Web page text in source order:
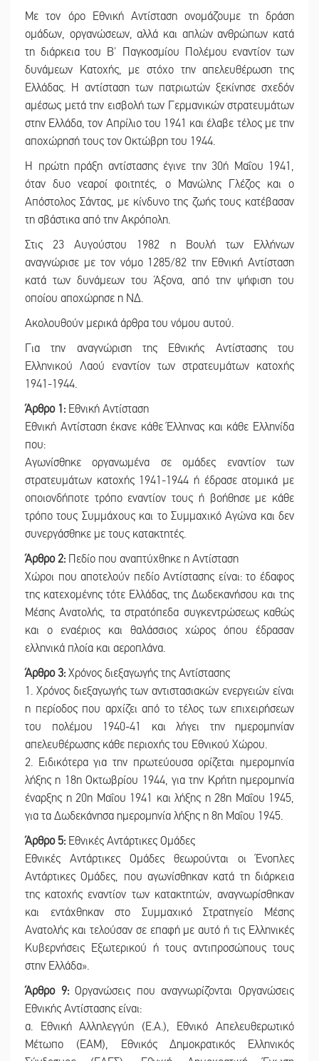
Με τον όρο Εθνική Αντίσταση ονομάζουμε τη δράση
ομάδων, οργανώσεων, αλλά και απλών ανθρώπων κατά
τη διάρκεια του Β' Παγκοσμίου Πολέμου εναντίον των
δυνάμεων Κατοχής, με στόχο την απελευθέρωση της
Ελλάδας. Η αντίσταση των πατριωτών ξεκίνησε σχεδόν
αμέσως μετά την εισβολή των Γερμανικών στρατευμάτων
στην Ελλάδα, τον Απρίλιο του 1941 και έλαβε τέλος με την
αποχώρησή τους τον Οκτώβρη του 1944.
Η πρώτη πράξη αντίστασης έγινε την 30ή Μαΐου 1941,
όταν δυο νεαροί φοιτητές, ο Μανώλης Γλέζος και ο
Απόστολος Σάντας, με κίνδυνο της ζωής τους κατέβασαν
τη σβάστικα από την Ακρόπολη.
Στις 23 Αυγούστου 1982 η Βουλή των Ελλήνων
αναγνώρισε με τον νόμο 1285/82 την Εθνική Αντίσταση
κατά των δυνάμεων του Άξονα, από την ψήφιση του
οποίου αποχώρησε η ΝΔ.
Ακολουθούν μερικά άρθρα του νόμου αυτού.
Για την αναγνώριση της Εθνικής Αντίστασης του
Ελληνικού Λαού εναντίον των στρατευμάτων κατοχής
1941-1944.
Άρθρο 1: Εθνική Αντίσταση
Εθνική Αντίσταση έκανε κάθε Έλληνας και κάθε Ελληνίδα
που:
Αγωνίσθηκε οργανωμένα σε ομάδες εναντίον των
στρατευμάτων κατοχής 1941-1944 ή έδρασε ατομικά με
οποιονδήποτε τρόπο εναντίον τους ή βοήθησε με κάθε
τρόπο τους Συμμάχους και το Συμμαχικό Αγώνα και δεν
συνεργάσθηκε με τους κατακτητές.
Άρθρο 2: Πεδίο που αναπτύχθηκε η Αντίσταση
Χώροι που αποτελούν πεδίο Αντίστασης είναι: το έδαφος
της κατεχομένης τότε Ελλάδας, της Δωδεκανήσου και της
Μέσης Ανατολής, τα στρατόπεδα συγκεντρώσεως καθώς
και ο εναέριος και θαλάσσιος χώρος όπου έδρασαν
ελληνικά πλοία και αεροπλάνα.
Άρθρο 3: Χρόνος διεξαγωγής της Αντίστασης
1. Χρόνος διεξαγωγής των αντιστασιακών ενεργειών είναι
η περίοδος που αρχίζει από το τέλος των επιχειρήσεων
του πολέμου 1940-41 και λήγει την ημερομηνίαν
απελευθέρωσης κάθε περιοχής του Εθνικού Χώρου.
2. Ειδικότερα για την πρωτεύουσα ορίζεται ημερομηνία
λήξης η 18η Οκτωβρίου 1944, για την Κρήτη ημερομηνία
έναρξης η 20η Μαΐου 1941 και λήξης η 28η Μαΐου 1945,
για τα Δωδεκάνησα ημερομηνία λήξης η 8η Μαΐου 1945.
Άρθρο 5: Εθνικές Αντάρτικες Ομάδες
Εθνικές Αντάρτικες Ομάδες θεωρούνται οι Ένοπλες
Αντάρτικες Ομάδες, που αγωνίσθηκαν κατά τη διάρκεια
της κατοχής εναντίον των κατακτητών, αναγνωρίσθηκαν
και εντάχθηκαν στο Συμμαχικό Στρατηγείο Μέσης
Ανατολής και τελούσαν σε επαφή με αυτό ή τις Ελληνικές
Κυβερνήσεις Εξωτερικού ή τους αντιπροσώπους τους
στην Ελλάδα».
Άρθρο 9:Οργανώσεις που αναγνωρίζονται Οργανώσεις
Εθνικής Αντίστασης είναι:
α. Εθνική Αλληλεγγύη (Ε.Α.), Εθνικό Απελευθερωτικό
Μέτωπο (ΕΑΜ), Εθνικός Δημοκρατικός Ελληνικός